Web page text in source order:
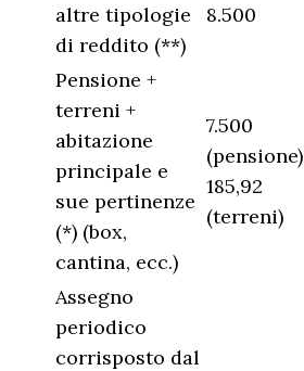
altre tipologie
di reddito (**)
8.500
Pensione +
terreni +
abitazione
principale e
sue pertinenze
(*) (box,
cantina, ecc.)
7.500
(pensione)
185,92
(terreni)
Assegno
periodico
corrisposto dal